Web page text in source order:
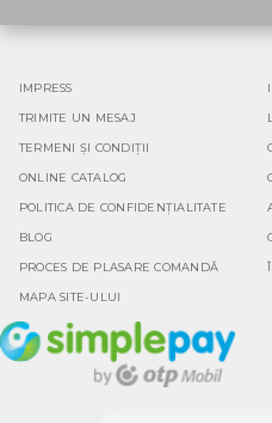
IMPRESS
TRIMITE UN MESAJ
TERMENI ȘI CONDIȚII
ONLINE CATALOG
POLITICA DE CONFIDENȚIALITATE
BLOG
PROCES DE PLASARE COMANDĂ
MAPA SITE-ULUI